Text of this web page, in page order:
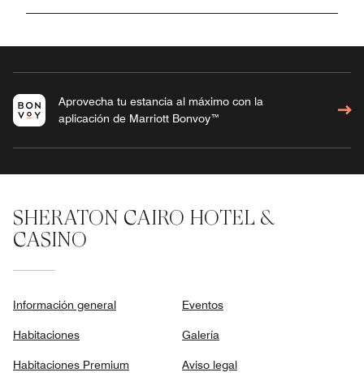
Aprovecha tu estancia al máximo con la
aplicación de Marriott Bonvoy™
SHERATON CAIRO HOTEL &
CASINO
Información general
Habitaciones
Habitaciones Premium
Eventos
Galería
Aviso legal